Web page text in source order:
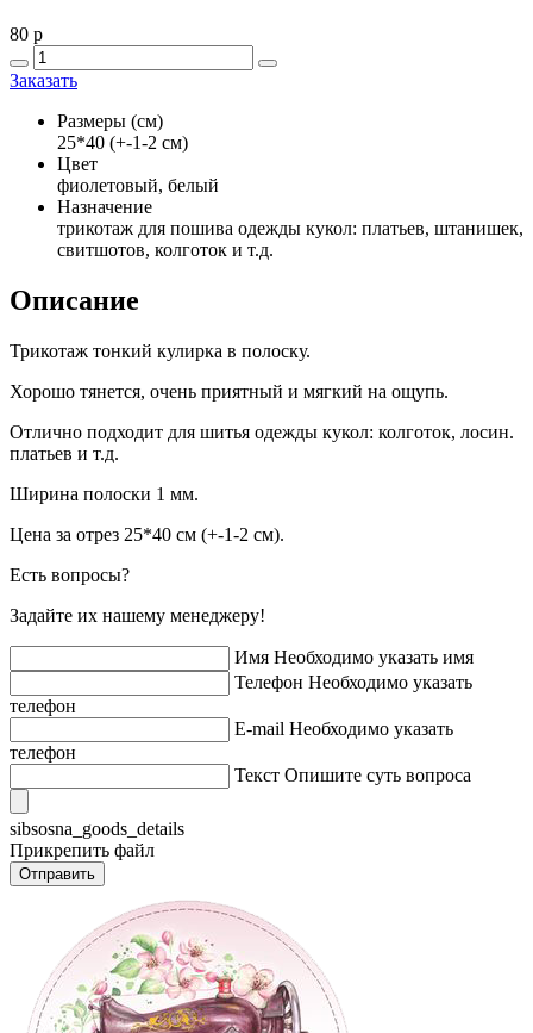
80 p
Заказать
Размеры (см)
25*40 (+-1-2 см)
Цвет
фиолетовый, белый
Назначение
трикотаж для пошива одежды кукол: платьев, штанишек,
свитшотов, колготок и т.д.
Описание
Трикотаж тонкий кулирка в полоску.
Хорошо тянется, очень приятный и мягкий на ощупь.
Отлично подходит для шитья одежды кукол: колготок, лосин.
платьев и т.д.
Ширина полоски 1 мм.
Цена за отрез 25*40 см (+-1-2 см).
Есть вопросы?
Задайте их нашему менеджеру!
Имя Необходимо указать имя
Телефон Необходимо указать
телефон
E-mail Необходимо указать
телефон
Текст Опишите суть вопроса
sibsosna_goods_details
Прикрепить файл
Отправить